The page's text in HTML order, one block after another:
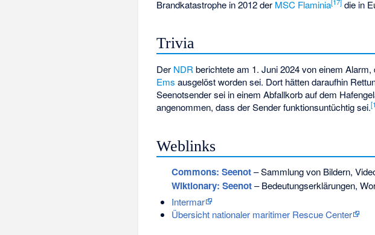
Brandkatastrophe in 2012 der MSC Flaminia die in
Trivia
Der NDR berichtete am 1. Juni 2024 von einem
Ems ausgelöst worden sei. Dort hätten daraufhin
Seenotsender sei in einem Abfallkorb auf dem
angenommen, dass der Sender funktionsuntüchtig sei.[
Weblinks
Commons: Seenot– Sammlung von Bildern,
Wiktionary: Seenot– Bedeutungserklärungen,
Intermar
Übersicht nationaler maritimer Rescue Center